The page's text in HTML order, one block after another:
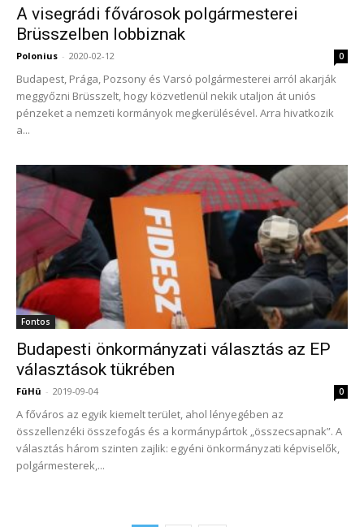
A visegrádi fővárosok polgármesterei
Brüsszelben lobbiznak
Polonius - 2020-02-12 0
Budapest, Prága, Pozsony és Varsó polgármesterei arról akarják
meggyőzni Brüsszelt, hogy közvetlenül nekik utaljon át uniós
pénzeket a nemzeti kormányok megkerülésével. Arra hivatkozik
a...
Fontos
Budapesti önkormányzati választás az EP
választások tükrében
FüHü - 2019-09-04 0
A főváros az egyik kiemelt terület, ahol lényegében az
összellenzéki összefogás és a kormánypártok „összecsapnak”. A
választás három szinten zajlik: egyéni önkormányzati képviselők,
polgármesterek,...